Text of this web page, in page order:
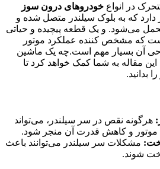
در انواع خودروهای درون سوز
دارد که به بلوک سیلندر متصل شده و
می‌شود. و یک قطعه پیچیده و حیاتی
که مشخص کننده عملکرد موتور
آن بسیار مهم است.چه یک ماشین
این مقاله به شما کمک خواهد کرد تا
را بدانید.
هرگونه نقص در سر سیلندر، می‌تواند
موتور و کاهش قدرت آن منجر شود.
مشکلات سر سیلندر می‌توانند باعث
شوند.